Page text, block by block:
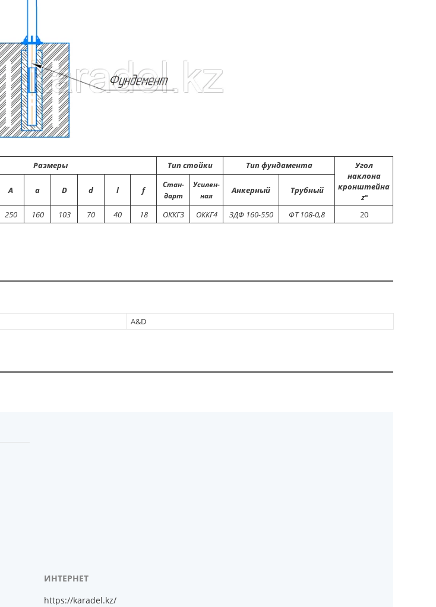
Размеры Тип стойки Тип фундамента
Угол
наклона
кронштейна
z°
A a D d l f
Стан-
дарт
Усилен-
ная
Анкерный Трубный
250 160 103 70 40 18 ОККГ3 ОККГ4 ЗДФ 160-550 ФТ 108-0,8 20
A&D
https://karadel.kz/